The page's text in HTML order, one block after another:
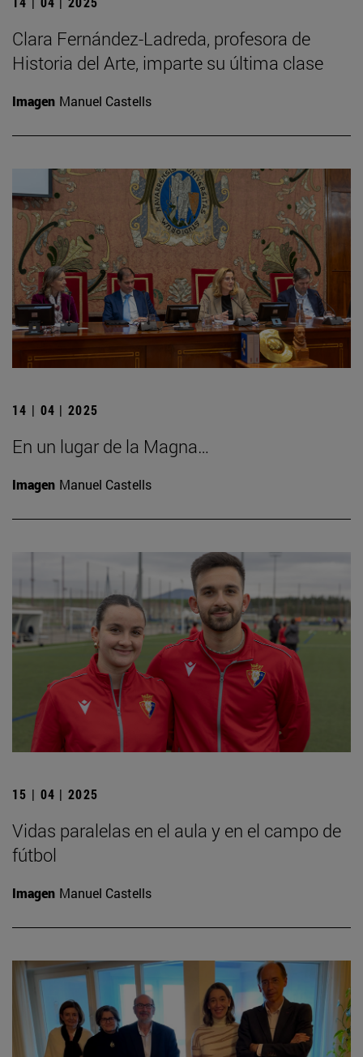
Clara Fernández-Ladreda, profesora de
Historia del Arte, imparte su última clase
Imagen Manuel Castells
14 | 04 | 2025
En un lugar de la Magna…
Imagen Manuel Castells
15 | 04 | 2025
Vidas paralelas en el aula y en el campo de
fútbol
Imagen Manuel Castells